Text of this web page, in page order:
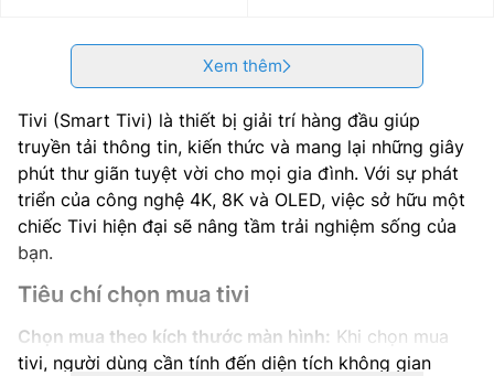
Xem thêm
Tivi (Smart Tivi) là thiết bị giải trí hàng đầu giúp
truyền tải thông tin, kiến thức và mang lại những giây
phút thư giãn tuyệt vời cho mọi gia đình. Với sự phát
triển của công nghệ 4K, 8K và OLED, việc sở hữu một
chiếc Tivi hiện đại sẽ nâng tầm trải nghiệm sống của
bạn.
Tiêu chí chọn mua tivi
Chọn mua theo kích thước màn hình: Khi chọn mua
tivi, người dùng cần tính đến diện tích không gian